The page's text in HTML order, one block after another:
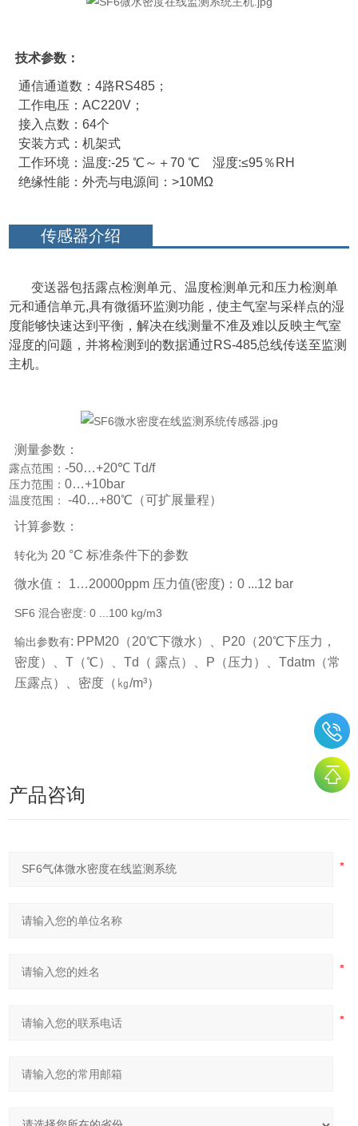
技术参数：
通信通道数：4路RS485；
工作电压：AC220V；
接入点数：64个
安装方式：机架式
工作环境：温度:-25 ℃～＋70 ℃ 湿度:≤95％RH
绝缘性能：外壳与电源间：>10MΩ
传感器介绍
变送器包括露点检测单元、温度检测单元和压力检测单
元和通信单元,具有微循环监测功能，使主气室与采样点的湿
度能够快速达到平衡，解决在线测量不准及难以反映主气室
湿度的问题，并将检测到的数据通过RS-485总线传送至监测
主机。
测量参数：
露点范围：-50…+20℃ Td/f
压力范围：0…+10bar
温度范围：
-40…+80℃（可扩展量程）
计算参数：
转化为 20 °C 标准条件下的参数
微水值： 1…20000ppm 压力值(密度)：0 ...12 bar
SF6 混合密度: 0 ...100 kg/m3
输出参数有: PPM20（20℃下微水）、P20（20℃下压力，
密度）、T（℃）、Td（ 露点）、P（压力）、Tdatm（常
压露点）、密度（㎏/m³）
产品咨询